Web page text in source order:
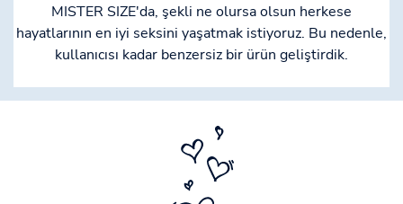
MISTER SIZE'da, şekli ne olursa olsun herkese
hayatlarının en iyi seksini yaşatmak istiyoruz. Bu nedenle,
kullanıcısı kadar benzersiz bir ürün geliştirdik.